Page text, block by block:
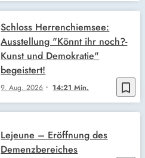
bookmark_border
9. Aug. 2026 14:21 Min.
Schloss Herrenchiemsee:
Ausstellung "Könnt ihr noch?-
Kunst und Demokratie"
begeistert!
Lejeune – Eröffnung des
Demenzbereiches